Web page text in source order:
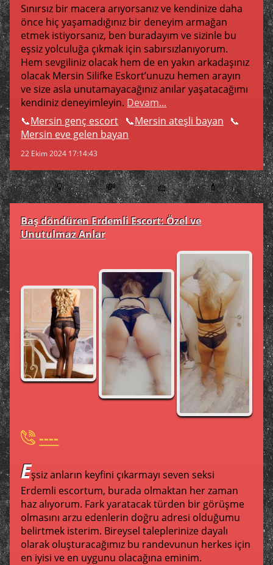
Sınırsız bir macera arıyorsanız ve kendinize daha
önce hiç yaşamadığınız bir deneyim armağan
etmek istiyorsanız, ben buradayım ve sizinle bu
eşsiz yolculuğa çıkmak için sabırsızlanıyorum.
Hem sevgiliniz olacak hem de en yakın arkadaşınız
olacak Mersin Silifke Eskort’unuzu hemen arayın
ve size asla unutamayacağınız anılar yaşatacağımı
kendiniz deneyimleyin. Devam...
Mersin genç escort
Mersin ateşli bayan
Mersin eve gelen bayan
22 Ekim 2024 17:14:43
💡 💸 🧺 💄
Baş döndüren Erdemli Escort: Özel ve
Unutulmaz Anlar
----
Eşsiz anların keyfini çıkarmayı seven seksi
Erdemli escortum, burada olmaktan her zaman
haz alıyorum. Fark yaratacak türden bir görüşme
olmasını arzu edenlerin doğru adresi olduğumu
belirtmek isterim. Bireysel taleplerinize dayalı
olarak oluşturacağımız bu randevunun herkes için
en iyisi ve en uygunu olacağına eminim.